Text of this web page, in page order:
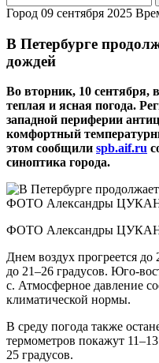
Город 09 сентября 2025
В Петербурге
дождей
Во вторник, 10 сентября,
теплая и ясная погода.
западной периферии
комфортный
этом сообщили spb.aif.ru
синоптика города.
ФОТО Александры
Днем воздух прогреется
до 21–26 градусов. Юго-
с. Атмосферное давление
климатической нормы.
В среду погода также
термометров покажут
25 градусов.